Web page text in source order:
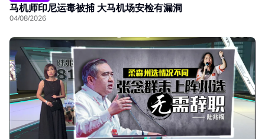
马机师印尼运毒被捕 大马机场安检有漏洞
04/08/2026